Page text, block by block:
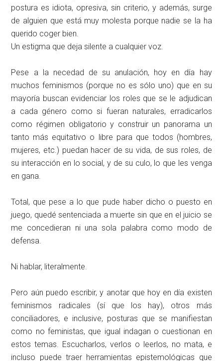
postura es idiota, opresiva, sin criterio, y además, surge
de alguien que está muy molesta porque nadie se la ha
querido coger bien.
Un estigma que deja silente a cualquier voz.
Pese a la necedad de su anulación, hoy en día hay
muchos feminismos (porque no es sólo uno) que en su
mayoría buscan evidenciar los roles que se le adjudican
a cada género como si fueran naturales, erradicarlos
como régimen obligatorio y construir un panorama un
tanto más equitativo o libre para que todos (hombres,
mujeres, etc.) puedan hacer de su vida, de sus roles, de
su interacción en lo social, y de su culo, lo que les venga
en gana.
Total, que pese a lo que pude haber dicho o puesto en
juego, quedé sentenciada a muerte sin que en el juicio se
me concedieran ni una sola palabra como modo de
defensa.
Ni hablar, literalmente.
Pero aún puedo escribir, y anotar que hoy en día existen
feminismos radicales (sí que los hay), otros más
conciliadores, e inclusive, posturas que se manifiestan
como no feministas, que igual indagan o cuestionan en
estos temas. Escucharlos, verlos o leerlos, no mata, e
incluso puede traer herramientas epistemológicas que